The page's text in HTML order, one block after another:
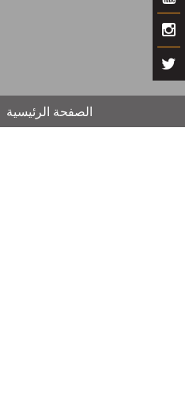
الصفحة الرئيسية